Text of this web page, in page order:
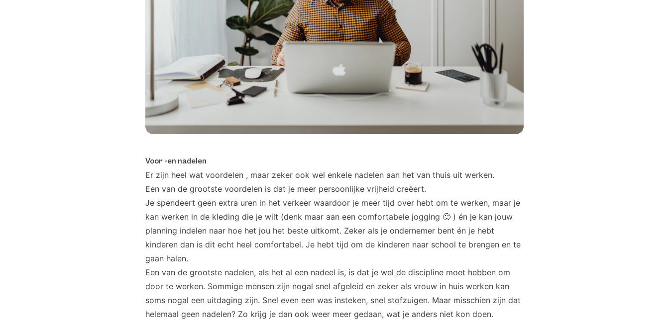
Voor -en nadelen
Er zijn heel wat voordelen , maar zeker ook wel enkele nadelen aan het van thuis uit werken.
Een van de grootste voordelen is dat je meer persoonlijke vrijheid creëert.
Je spendeert geen extra uren in het verkeer waardoor je meer tijd over hebt om te werken, maar je
kan werken in de kleding die je wilt (denk maar aan een comfortabele jogging 🙂 ) én je kan jouw
planning indelen naar hoe het jou het beste uitkomt. Zeker als je ondernemer bent én je hebt
kinderen dan is dit echt heel comfortabel. Je hebt tijd om de kinderen naar school te brengen en te
gaan halen.
Een van de grootste nadelen, als het al een nadeel is, is dat je wel de discipline moet hebben om
door te werken. Sommige mensen zijn nogal snel afgeleid en zeker als vrouw in huis werken kan
soms nogal een uitdaging zijn. Snel even een was insteken, snel stofzuigen. Maar misschien zijn dat
helemaal geen nadelen? Zo krijg je dan ook weer meer gedaan, wat je anders niet kon doen.